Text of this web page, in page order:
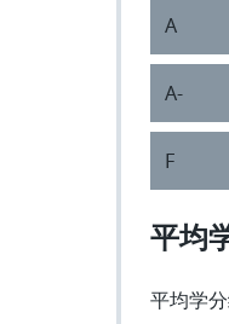
A
A-
F
平均
平均学